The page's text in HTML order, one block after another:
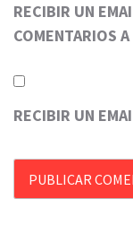
RECIBIR UN
COMENTARIOS
RECIBIR UN